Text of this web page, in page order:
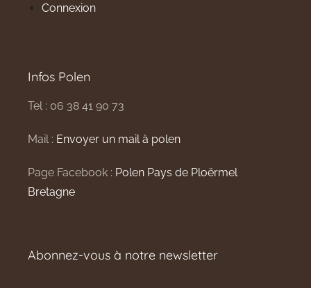
Connexion
Infos Polen
Tel : 06 38 41 90 73
Mail : Envoyer un mail à polen
Page Facebook : Polen Pays de Ploërmel
Bretagne
Abonnez-vous à notre newsletter